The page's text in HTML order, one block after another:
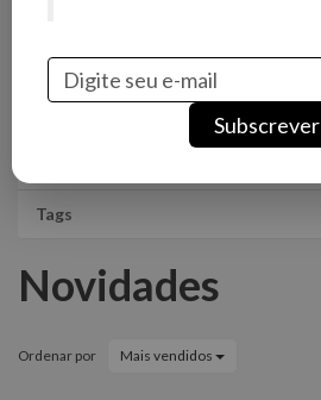
Novidade
Tags
Novidades
Ordenar por Mais vendidos
Subscrever